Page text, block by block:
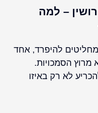
– למה
מחליטים להיפרד, אחד
מרוץ הסמכויות.
לא רק באיזו